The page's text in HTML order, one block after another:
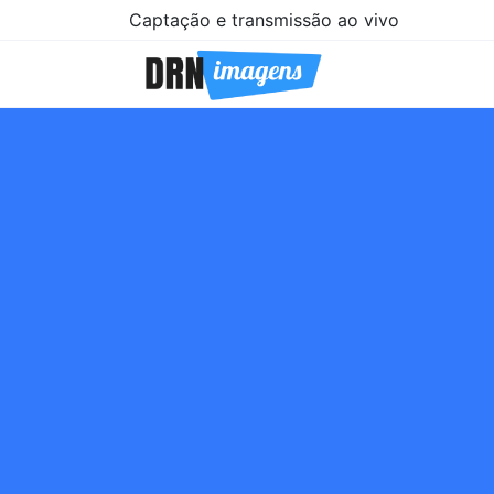
Captação e transmissão ao vivo